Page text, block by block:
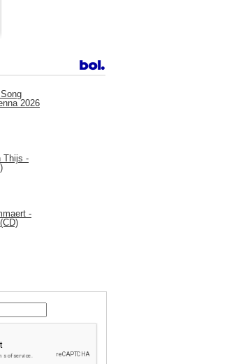
2026
Thijs -
-